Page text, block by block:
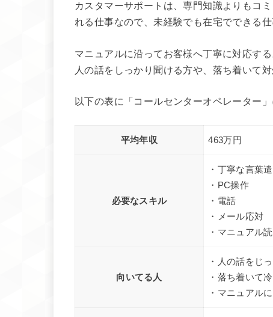
カスタマーサポートは、専門知識よりもコ
れる仕事なので、未経験でも在宅でできる仕
マニュアルに沿ってお客様へ丁寧に対応する
人の話をしっかり聞ける方や、落ち着いて
以下の表に「コールセンターオペレーター
平均年収 463万円
必要なスキル
・丁寧な言葉
・PC操作
・電話
・メール応対
・マニュアル
向いてる人
・人の話をじ
・落ち着いて
・マニュアル